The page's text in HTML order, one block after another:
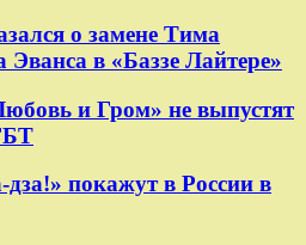
о замене Тима
в «Баззе Лайтере»
и Гром» не выпустят
покажут в России в